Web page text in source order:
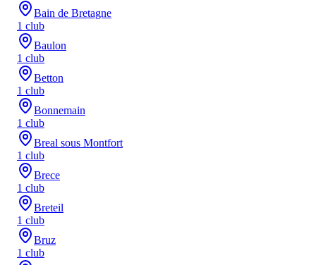
Bain de Bretagne
1 club
Baulon
1 club
Betton
1 club
Bonnemain
1 club
Breal sous Montfort
1 club
Brece
1 club
Breteil
1 club
Bruz
1 club